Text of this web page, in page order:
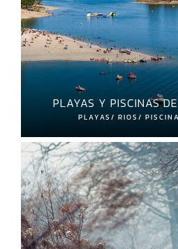
PLAYAS Y PISCINAS
PLAYAS/ RIOS/